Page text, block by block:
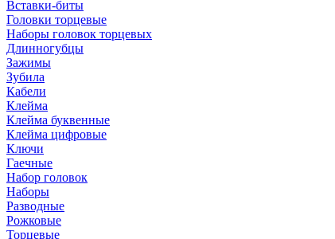
Вставки-биты
Головки торцевые
Наборы головок торцевых
Длинногубцы
Зажимы
Зубила
Кабели
Клейма
Клейма буквенные
Клейма цифровые
Ключи
Гаечные
Набор головок
Наборы
Разводные
Рожковые
Торцевые